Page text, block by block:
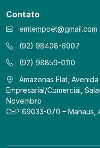
Contato
emtempoet@gmail.com
(92) 98408-6907
(92) 98859-0110
Amazonas Flat,
Empresarial/Comercial,
Novembro
CEP 69033-070 – Manaus,